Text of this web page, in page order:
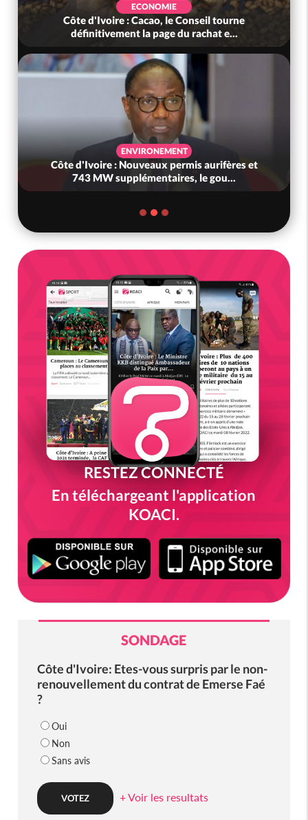
ECONOMIE
Côte d'Ivoire : Cacao, le Conseil tourne
définitivement la page du rachat e...
ENVIRONEMENT
Côte d'Ivoire : Nouveaux permis aurifères et
743 MW supplémentaires, le gou...
RESTEZ CONNECTÉ
En téléchargeant l'application
KOACI.
SONDAGE
Côte d'Ivoire: Etes-vous surpris par le non-
renouvellement du contrat de Emerse Faé
?
Oui
Non
Sans avis
+ Voir les resultats